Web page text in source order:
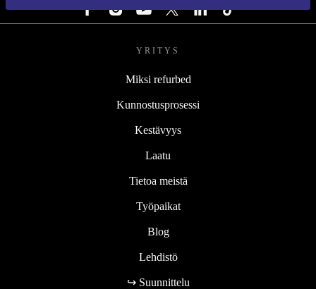
YRITYS
Miksi refurbed
Kunnostusprosessi
Kestävyys
Laatu
Tietoa meistä
Työpaikat
Blog
Lehdistö
↪ Suunnittelu